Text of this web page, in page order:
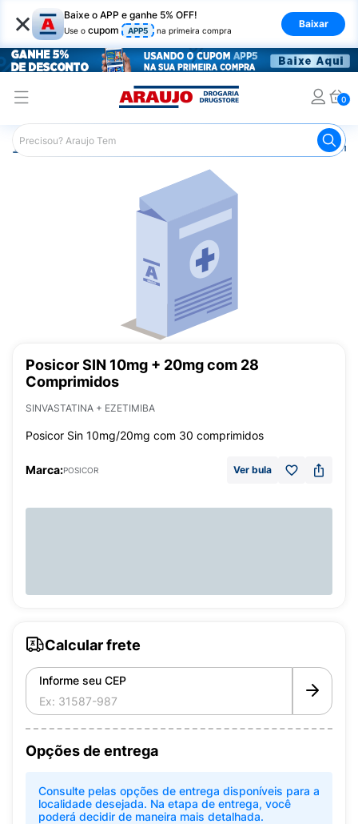
× Baixe o APP e ganhe 5% OFF!
Use o cupom APP5 na primeira compra
Baixar
0
Araujo Medicamentos
Posicor SIN 10mg + 20mg com 28
Comprimidos
SINVASTATINA + EZETIMIBA
Posicor Sin 10mg/20mg com 30 comprimidos
Marca:POSICOR Ver bula
Calcular frete
Informe seu CEP
Opções de entrega
Consulte pelas opções de entrega disponíveis para a
localidade desejada. Na etapa de entrega, você
poderá decidir de maneira mais detalhada.